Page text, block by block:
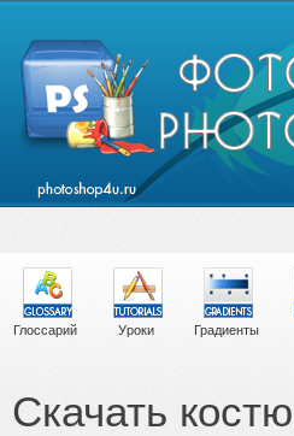
Глоссарий Уроки Градиенты
Скачать